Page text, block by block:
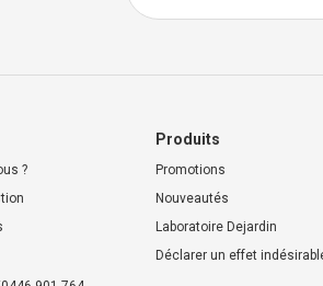
?
Produits
Promotions
Nouveautés
Laboratoire Dejardin
Déclarer un effet